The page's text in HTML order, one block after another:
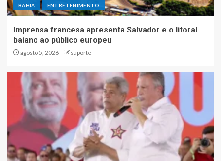
BAHIA ENTRETENIMENTO
Imprensa francesa apresenta Salvador e o litoral
baiano ao público europeu
agosto 5, 2026 suporte